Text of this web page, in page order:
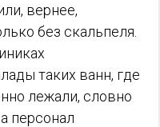
вернее,
без скальпеля.
таких ванн, где
лежали, словно
персонал